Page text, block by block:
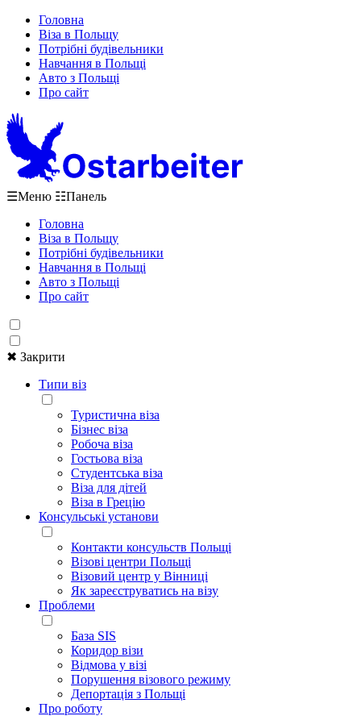
Головна
Віза в Польщу
Потрібні будівельники
Навчання в Польщі
Авто з Польщі
Про сайт
☰Меню ☷Панель
Головна
Віза в Польщу
Потрібні будівельники
Навчання в Польщі
Авто з Польщі
Про сайт
✖ Закрити
Типи віз
Туристична віза
Бізнес віза
Робоча віза
Гостьова віза
Студентська віза
Віза для дітей
Віза в Грецію
Консульські установи
Контакти консульств Польщі
Візові центри Польщі
Візовий центр у Вінниці
Як зареєструватись на візу
Проблеми
База SIS
Коридор візи
Відмова у візі
Порушення візового режиму
Депортація з Польщі
Про роботу